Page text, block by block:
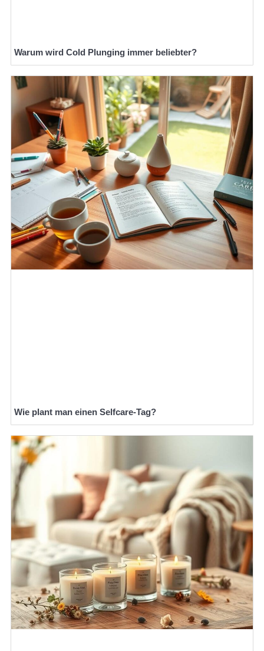
Warum wird Cold Plunging immer beliebter?
Wie plant man einen Selfcare-Tag?